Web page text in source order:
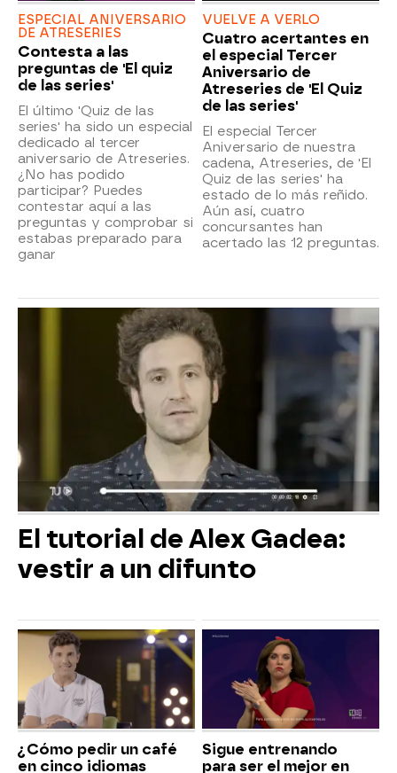
ESPECIAL ANIVERSARIO
DE ATRESERIES
Contesta a las
preguntas de 'El quiz
de las series'
El último 'Quiz de las
series' ha sido un especial
dedicado al tercer
aniversario de Atreseries.
¿No has podido
participar? Puedes
contestar aquí a las
preguntas y comprobar si
estabas preparado para
ganar
VUELVE A VERLO
Cuatro acertantes en
el especial Tercer
Aniversario de
Atreseries de 'El Quiz
de las series'
El especial Tercer
Aniversario de nuestra
cadena, Atreseries, de 'El
Quiz de las series' ha
estado de lo más reñido.
Aún así, cuatro
concursantes han
acertado las 12 preguntas.
El tutorial de Alex Gadea:
vestir a un difunto
¿Cómo pedir un café
en cinco idiomas
Sigue entrenando
para ser el mejor en